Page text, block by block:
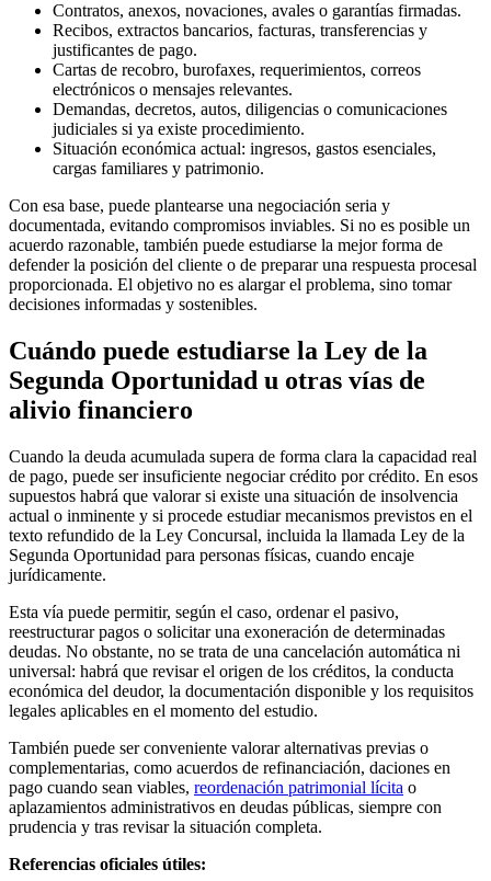
Contratos, anexos, novaciones, avales o garantías firmadas.
Recibos, extractos bancarios, facturas, transferencias y
justificantes de pago.
Cartas de recobro, burofaxes, requerimientos, correos
electrónicos o mensajes relevantes.
Demandas, decretos, autos, diligencias o comunicaciones
judiciales si ya existe procedimiento.
Situación económica actual: ingresos, gastos esenciales,
cargas familiares y patrimonio.
Con esa base, puede plantearse una negociación seria y
documentada, evitando compromisos inviables. Si no es posible un
acuerdo razonable, también puede estudiarse la mejor forma de
defender la posición del cliente o de preparar una respuesta procesal
proporcionada. El objetivo no es alargar el problema, sino tomar
decisiones informadas y sostenibles.
Cuándo puede estudiarse la Ley de la
Segunda Oportunidad u otras vías de
alivio financiero
Cuando la deuda acumulada supera de forma clara la capacidad real
de pago, puede ser insuficiente negociar crédito por crédito. En esos
supuestos habrá que valorar si existe una situación de insolvencia
actual o inminente y si procede estudiar mecanismos previstos en el
texto refundido de la Ley Concursal, incluida la llamada Ley de la
Segunda Oportunidad para personas físicas, cuando encaje
jurídicamente.
Esta vía puede permitir, según el caso, ordenar el pasivo,
reestructurar pagos o solicitar una exoneración de determinadas
deudas. No obstante, no se trata de una cancelación automática ni
universal: habrá que revisar el origen de los créditos, la conducta
económica del deudor, la documentación disponible y los requisitos
legales aplicables en el momento del estudio.
También puede ser conveniente valorar alternativas previas o
complementarias, como acuerdos de refinanciación, daciones en
pago cuando sean viables, reordenación patrimonial lícita o
aplazamientos administrativos en deudas públicas, siempre con
prudencia y tras revisar la situación completa.
Referencias oficiales útiles: